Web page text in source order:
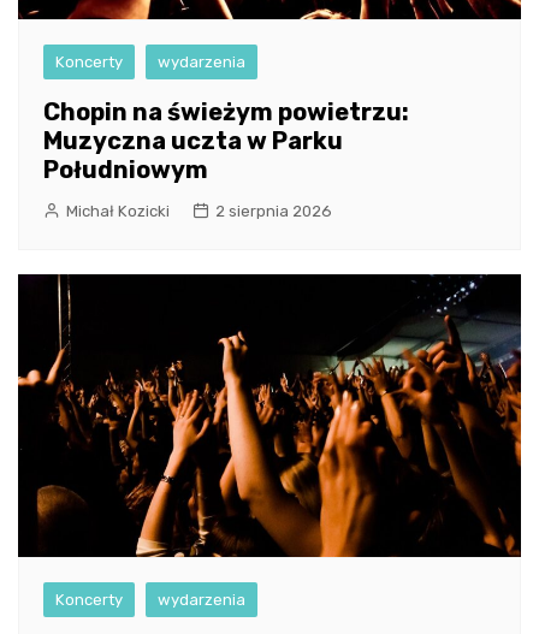
Koncerty wydarzenia
Chopin na świeżym powietrzu:
Muzyczna uczta w Parku
Południowym
Michał Kozicki 2 sierpnia 2026
Koncerty wydarzenia